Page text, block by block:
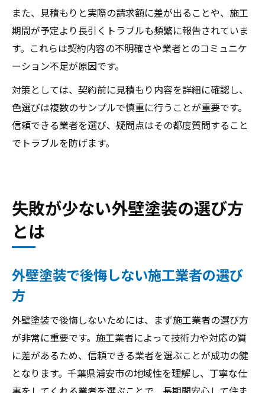
また、見積もりと実際の請求額に差が出ることや、施工
期間が予定より長引くトラブルも頻繁に報告されていま
す。これらは契約内容の不明確さや業者とのコミュニケ
ーション不足が原因です。
対策としては、契約前に見積もり内容を詳細に確認し、
色選びは複数のサンプルで慎重に行うことが重要です。
信頼できる業者を選び、疑問点はその都度質問すること
でトラブルを防げます。
失敗が少ない外壁塗装の選び方
とは
外壁塗装で後悔しない施工業者の選び
方
外壁塗装で後悔しないためには、まず施工業者の選び方
が非常に重要です。施工業者によって技術力や対応の質
に差があるため、信頼できる業者を選ぶことが成功の鍵
となります。千葉県浦安市の地域性を理解し、丁寧な仕